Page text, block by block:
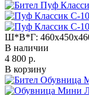
Ш*В*Г:
В наличии
4 800 р.
В корзину